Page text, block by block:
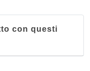
con questi